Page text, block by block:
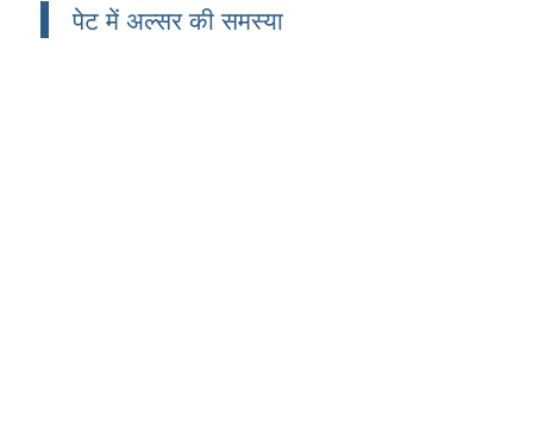
पेट में अल्सर की समस्या